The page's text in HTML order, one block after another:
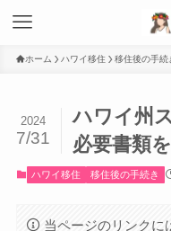
ホーム ハワイ移住 移住後の手続
ハワイ州
必要書類
2024
7/31
ハワイ移住 移住後の手続き
当ページのリンクに